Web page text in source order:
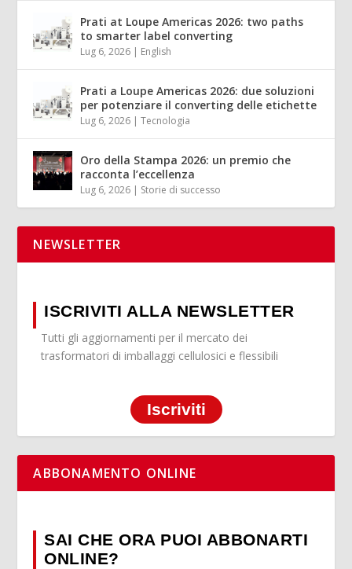
Prati at Loupe Americas 2026: two paths
to smarter label converting
Lug 6, 2026 | English
Prati a Loupe Americas 2026: due soluzioni
per potenziare il converting delle etichette
Lug 6, 2026 |Tecnologia
Oro della Stampa 2026: un premio che
racconta l’eccellenza
Lug 6, 2026 | Storie di successo
NEWSLETTER
ISCRIVITI ALLA NEWSLETTER
Tutti gli aggiornamenti per il mercato dei
trasformatori di imballaggi cellulosici e flessibili
Iscriviti
ABBONAMENTO ONLINE
SAI CHE ORA PUOI ABBONARTI
ONLINE?